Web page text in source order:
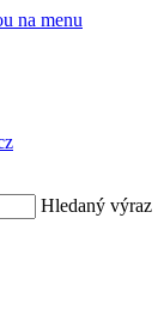
na menu
Hledaný výraz